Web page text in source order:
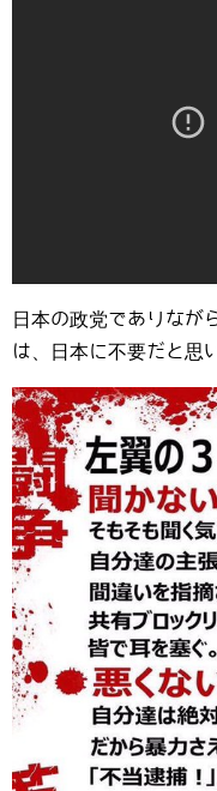
日本の政党でありなが
は、日本に不要だと思